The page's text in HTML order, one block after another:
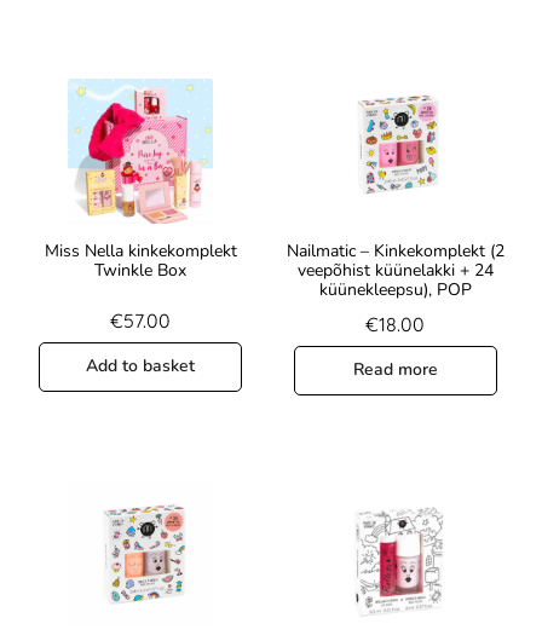
Miss Nella kinkekomplekt
Twinkle Box
€57.00
Add to basket
Nailmatic – Kinkekomplekt (2
veepõhist küünelakki + 24
küünekleepsu), POP
€18.00
Read more